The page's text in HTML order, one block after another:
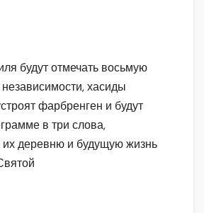
будут отмечать восьмую
хасиды
фарбренген и будут
в три слова,
их деревню и будущую жизнь